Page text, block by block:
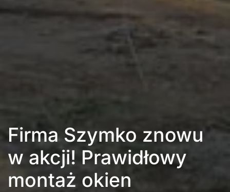
Firma Szymko znowu
w akcji! Prawidłowy
montaż okien